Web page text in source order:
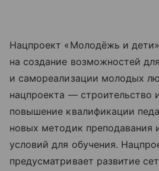
Нацпроект «Молодёжь и
на создание возможностей
и самореализации молодых
нацпроекта — строительство
повышение квалификации
новых методик преподавания
условий для обучения.
предусматривает развитие